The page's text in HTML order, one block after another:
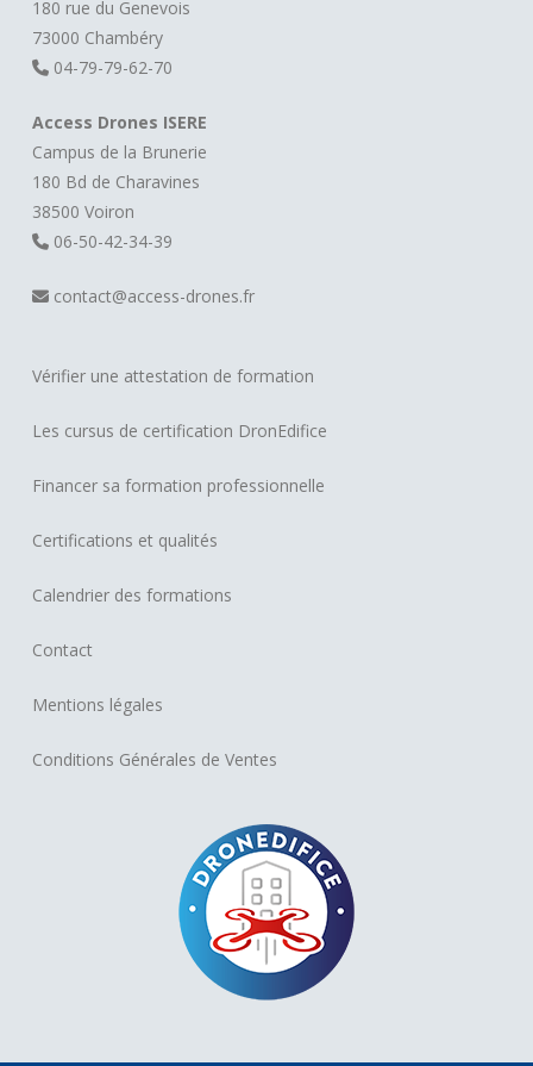
180 rue du Genevois
73000 Chambéry
04-79-79-62-70
Access Drones ISERE
Campus de la Brunerie
180 Bd de Charavines
38500 Voiron
06-50-42-34-39
contact@access-drones.fr
Vérifier une attestation de formation
Les cursus de certification DronEdifice
Financer sa formation professionnelle
Certifications et qualités
Calendrier des formations
Contact
Mentions légales
Conditions Générales de Ventes